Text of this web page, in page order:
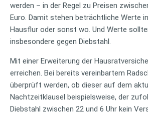
werden – in der Regel zu Preisen
Euro. Damit stehen beträchtliche Werte in
Hausflur oder sonst wo. Und Werte
insbesondere gegen Diebstahl.
Mit einer Erweiterung der
erreichen. Bei bereits vereinbartem
überprüft werden, ob dieser auf dem
Nachtzeitklausel beispielsweise, der
Diebstahl zwischen 22 und 6 Uhr kein